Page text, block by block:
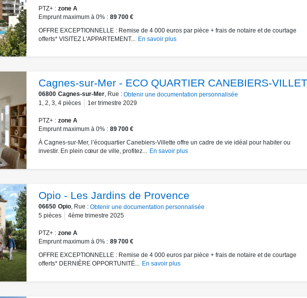
PTZ+
zone A
Emprunt maximum à 0%
89 700 €
OFFRE EXCEPTIONNELLE : Remise de 4 000 euros par pièce + frais de notaire et de courtage
offerts* VISITEZ L'APPARTEMENT...
En savoir plus
Cagnes-sur-Mer - ECO QUARTIER CANEBIERS-
06800 Cagnes-sur-Mer, Rue : Obtenir une documentation personnalisée
1, 2, 3, 4 pièces 1er trimestre 2029
PTZ+
zone A
Emprunt maximum à 0%
89 700 €
À Cagnes-sur-Mer, l’écoquartier Canebiers-Villette offre un cadre de vie idéal pour habiter ou
investir. En plein cœur de ville, profitez... En savoir plus
Opio - Les Jardins de Provence
06650 Opio, Rue : Obtenir une documentation personnalisée
5 pièces 4ème trimestre 2025
PTZ+
zone A
Emprunt maximum à 0%
89 700 €
OFFRE EXCEPTIONNELLE : Remise de 4 000 euros par pièce + frais de notaire et de courtage
offerts* DERNIÈRE OPPORTUNITÉ... En savoir plus